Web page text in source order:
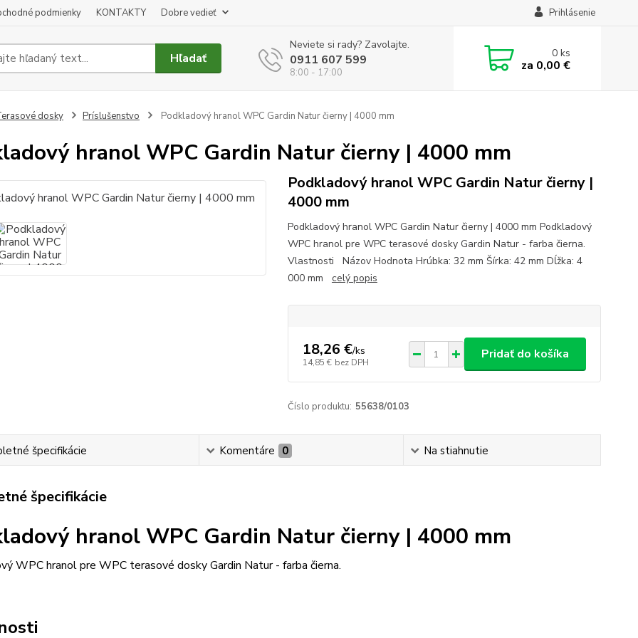
podmienky KONTAKTY Dobre vedieť Prihlásenie
Hľadať
Neviete si rady? Zavolajte.
0911 607 599
8:00 - 17:00
0ks
za 0,00 €
dosky Príslušenstvo Podkladový hranol WPC Gardin Natur čierny | 4000 mm
hranol WPC Gardin Natur čierny | 4000 mm
Podkladový hranol WPC Gardin Natur čierny |
4000 mm
Podkladový hranol WPC Gardin Natur čierny | 4000 mm Podkladový
WPC hranol pre WPC terasové dosky Gardin Natur - farba čierna.
Vlastnosti Názov Hodnota Hrúbka: 32 mm Šírka: 42 mm Dĺžka: 4
000 mm celý popis
18,26 €/ks
14,85 € bez DPH
Pridať do košíka
Číslo produktu: 55638/0103
špecifikácie Komentáre 0 Na stiahnutie
špecifikácie
hranol WPC Gardin Natur čierny | 4000 mm
WPC hranol pre WPC terasové dosky Gardin Natur - farba čierna.